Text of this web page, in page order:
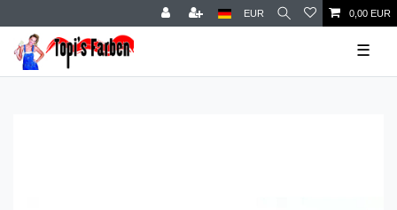
EUR 0,00 EUR
☰